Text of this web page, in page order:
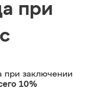
при
при заключении
10%